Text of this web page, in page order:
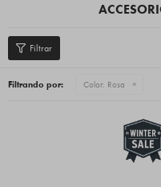
Filtrando por: Color: Rosa